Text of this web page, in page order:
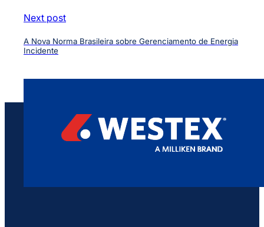
Next post
A Nova Norma Brasileira sobre Gerenciamento de Energia
Incidente